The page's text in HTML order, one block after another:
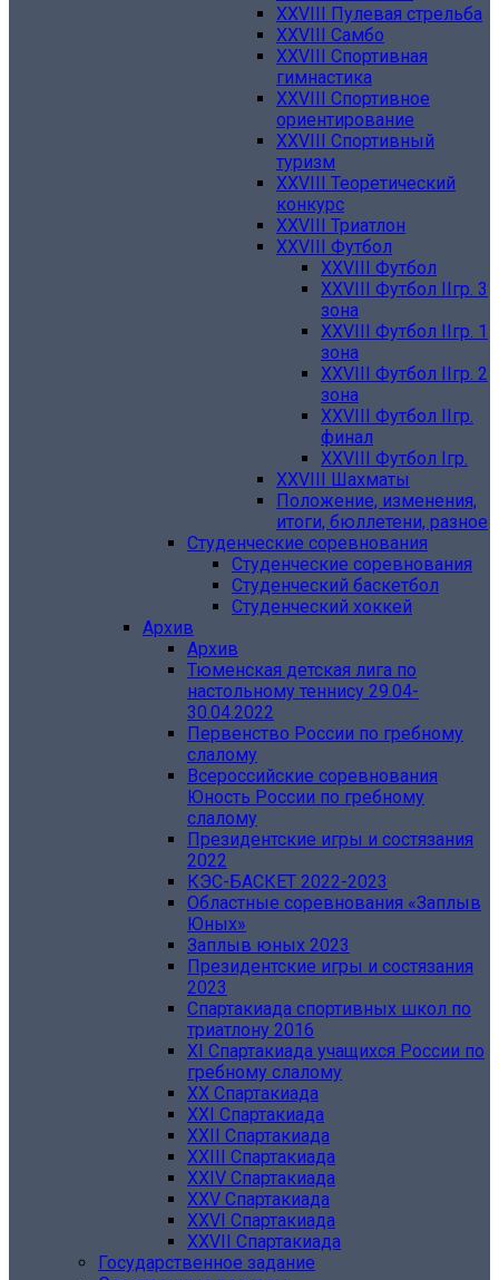
XXVIII Пулевая стрельба
XXVIII Самбо
XXVIII Спортивная
гимнастика
XXVIII Спортивное
ориентирование
XXVIII Спортивный
туризм
XXVIII Теоретический
конкурс
XXVIII Триатлон
XXVIII Футбол
XXVIII Футбол
XXVIII Футбол IIгр. 3
зона
XXVIII Футбол IIгр. 1
зона
XXVIII Футбол IIгр. 2
зона
XXVIII Футбол IIгр.
финал
XXVIII Футбол Iгр.
XXVIII Шахматы
Положение, изменения,
итоги, бюллетени, разное
Студенческие соревнования
Студенческие соревнования
Студенческий баскетбол
Студенческий хоккей
Архив
Архив
Тюменская детская лига по
настольному теннису 29.04-
30.04.2022
Первенство России по гребному
слалому
Всероссийские соревнования
Юность России по гребному
слалому
Президентские игры и состязания
2022
КЭС-БАСКЕТ 2022-2023
Областные соревнования «‎Заплыв
Юных»
Заплыв юных 2023
Президентские игры и состязания
2023
Спартакиада спортивных школ по
триатлону 2016
XI Спартакиада учащихся России по
гребному слалому
ХХ Спартакиада
XXI Спартакиада
XXII Спартакиада
XXIII Спартакиада
XXIV Спартакиада
XXV Спартакиада
XXVI Спартакиада
XXVII Спартакиада
Государственное задание